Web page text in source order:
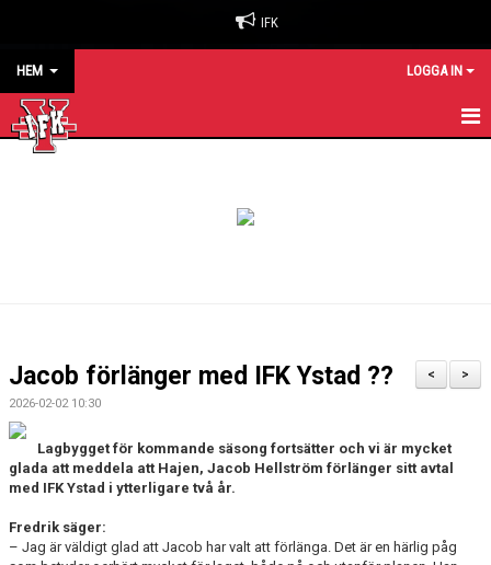
IFK
HEM LOGGA IN
KALENDER
KONTAKT
SPONSORER
>
<
Jacob förlänger med IFK Ystad ??
2026-02-02 10:30
Lagbygget för kommande säsong fortsätter och vi är mycket
glada att meddela att Hajen, Jacob Hellström förlänger sitt avtal
med IFK Ystad i ytterligare två år.
Fredrik säger:
– Jag är väldigt glad att Jacob har valt att förlänga. Det är en härlig påg